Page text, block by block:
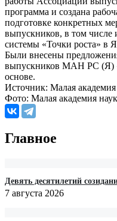
программа и создана
подготовке конкретных
выпускников, в том числе
системы «Точки роста» в
Были внесены
выпускников МАН РС (Я)
основе.
Источник: Малая
Фото: Малая академия
Главное
Девять десятилетий
7 августа 2026